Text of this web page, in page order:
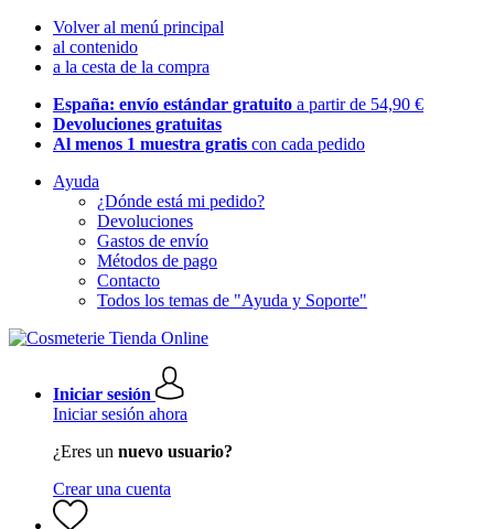
Volver al menú principal
al contenido
a la cesta de la compra
España: envío estándar gratuito a partir de 54,90 €
Devoluciones gratuitas
Al menos 1 muestra gratis con cada pedido
Ayuda
¿Dónde está mi pedido?
Devoluciones
Gastos de envío
Métodos de pago
Contacto
Todos los temas de "Ayuda y Soporte"
Iniciar sesión
Iniciar sesión ahora
¿Eres un nuevo usuario?
Crear una cuenta